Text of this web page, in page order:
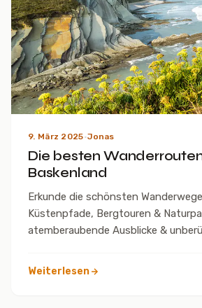
9. März 2025·Jonas
Die besten
Baskenland
Erkunde die schönsten
Küstenpfade, Bergtouren &
atemberaubende Ausblicke &
Weiterlesen